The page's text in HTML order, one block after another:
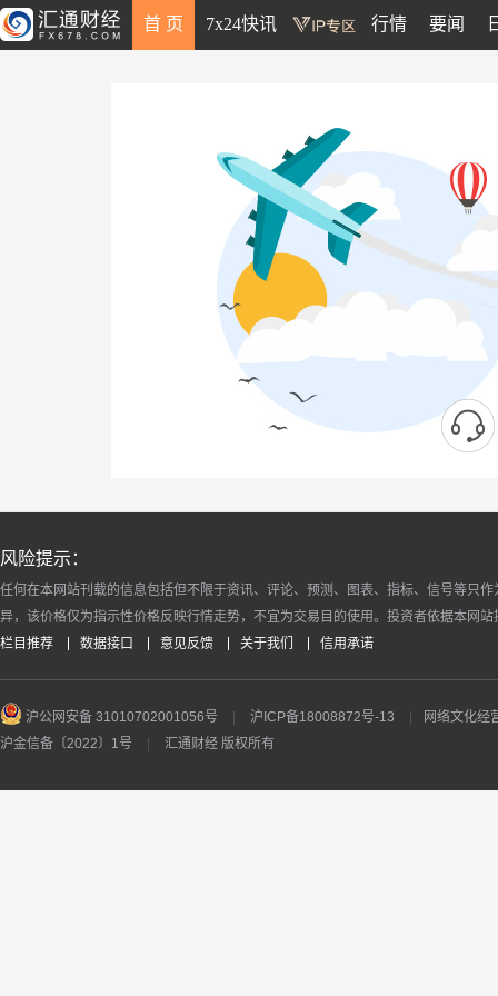
首 页 7x24快讯 行情 要闻
风险提示：
任何在本网站刊载的信息包括但不限于资讯、评论、预测、图表、指标、信号等只
异，该价格仅为指示性价格反映行情走势，不宜为交易目的使用。投资者依据本网
栏目推荐
数据接口 意见反馈 关于我们 信用承诺
沪公网安备 31010702001056号 沪ICP备18008872号-13
网络文化经
沪金信备〔2022〕1号
汇通财经 版权所有